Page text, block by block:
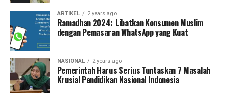
ARTIKEL 2 years ago
Ramadhan 2024: Libatkan Konsumen Muslim
dengan Pemasaran WhatsApp yang Kuat
NASIONAL 2 years ago
Pemerintah Harus Serius Tuntaskan 7 Masalah
Krusial Pendidikan Nasional Indonesia